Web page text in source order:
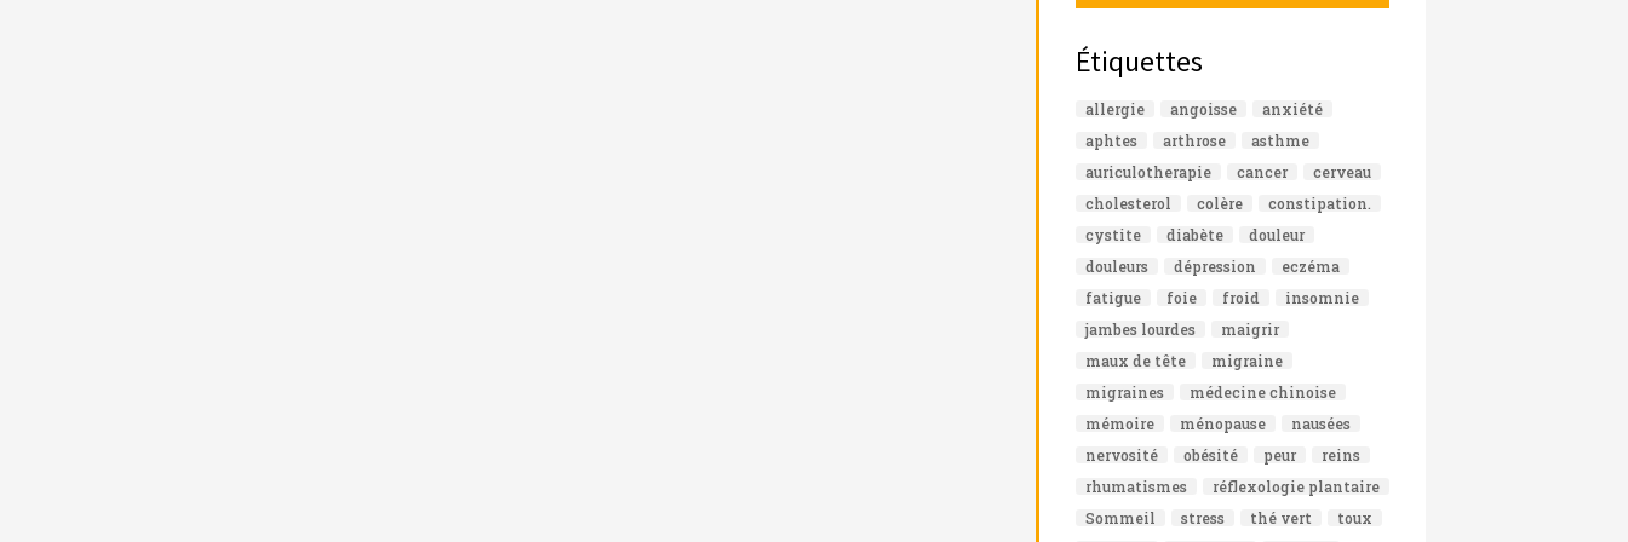
Étiquettes
allergie angoisse
anxiété
aphtes
arthrose
asthme
auriculotherapie
cancer
cerveau
cholesterol
colère
constipation.
cystite
diabète
douleur
douleurs
dépression
eczéma
fatigue
foie froid
insomnie
jambes lourdes
maigrir
maux de tête
migraine
migraines
médecine chinoise
mémoire
ménopause
nausées
nervosité
obésité peur
reins
rhumatismes
réflexologie plantaire
Sommeil
stress thé vert
toux